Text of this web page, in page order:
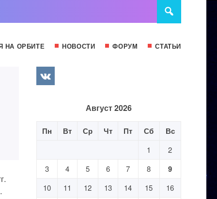
НА ОРБИТЕ НОВОСТИ ФОРУМ СТАТЬИ
Август 2026
Пн Вт Ср Чт Пт Сб Вс
1
2
3
4 5 6 7 8 9
10 11 12 13 14 15
16